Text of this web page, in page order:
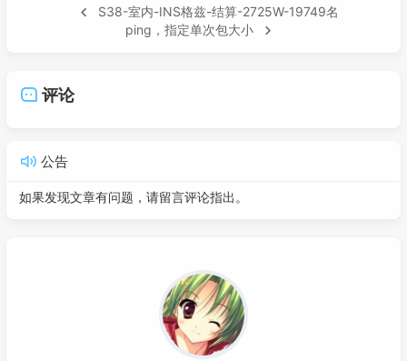
S38-室内-INS格兹-结算-2725W-19749名
ping，指定单次包大小
评论
公告
如果发现文章有问题，请留言评论指出。